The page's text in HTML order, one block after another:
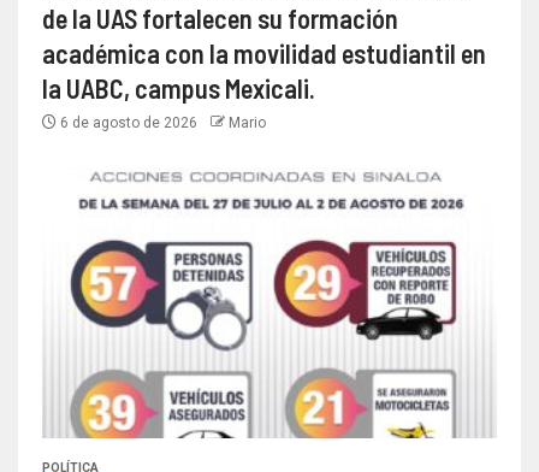
de la UAS fortalecen su formación
académica con la movilidad estudiantil en
la UABC, campus Mexicali.
6 de agosto de 2026 Mario
POLÍTICA